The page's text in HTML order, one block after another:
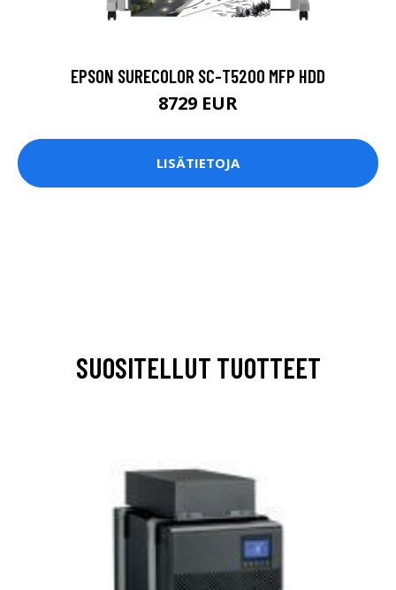
EPSON SURECOLOR SC-T5200 MFP HDD
8729 EUR
LISÄTIETOJA
SUOSITELLUT TUOTTEET